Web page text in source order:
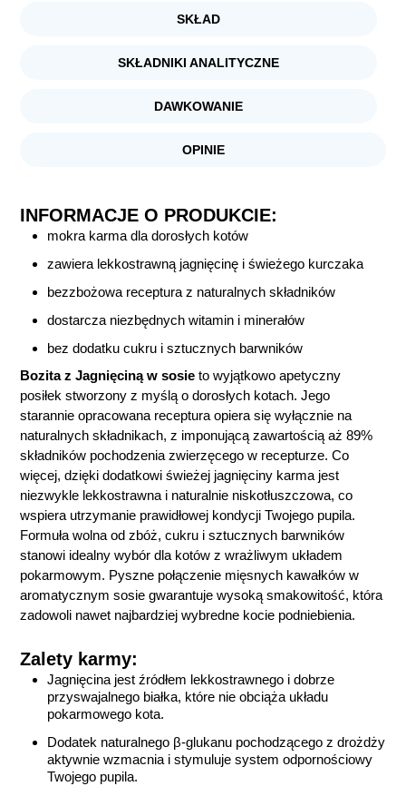
SKŁAD
SKŁADNIKI ANALITYCZNE
DAWKOWANIE
OPINIE
INFORMACJE O PRODUKCIE:
mokra karma dla dorosłych kotów
zawiera lekkostrawną jagnięcinę i świeżego kurczaka
bezzbożowa receptura z naturalnych składników
dostarcza niezbędnych witamin i minerałów
bez dodatku cukru i sztucznych barwników
Bozita z Jagnięciną w sosie to wyjątkowo apetyczny
posiłek stworzony z myślą o dorosłych kotach. Jego
starannie opracowana receptura opiera się wyłącznie na
naturalnych składnikach, z imponującą zawartością aż 89%
składników pochodzenia zwierzęcego w recepturze. Co
więcej, dzięki dodatkowi świeżej jagnięciny karma jest
niezwykle lekkostrawna i naturalnie niskotłuszczowa, co
wspiera utrzymanie prawidłowej kondycji Twojego pupila.
Formuła wolna od zbóż, cukru i sztucznych barwników
stanowi idealny wybór dla kotów z wrażliwym układem
pokarmowym. Pyszne połączenie mięsnych kawałków w
aromatycznym sosie gwarantuje wysoką smakowitość, która
zadowoli nawet najbardziej wybredne kocie podniebienia.
Zalety karmy:
Jagnięcina jest źródłem lekkostrawnego i dobrze
przyswajalnego białka, które nie obciąża układu
pokarmowego kota.
Dodatek naturalnego β-glukanu pochodzącego z drożdży
aktywnie wzmacnia i stymuluje system odpornościowy
Twojego pupila.